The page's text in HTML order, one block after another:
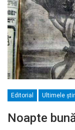
Editorial Ultimele
Noapte